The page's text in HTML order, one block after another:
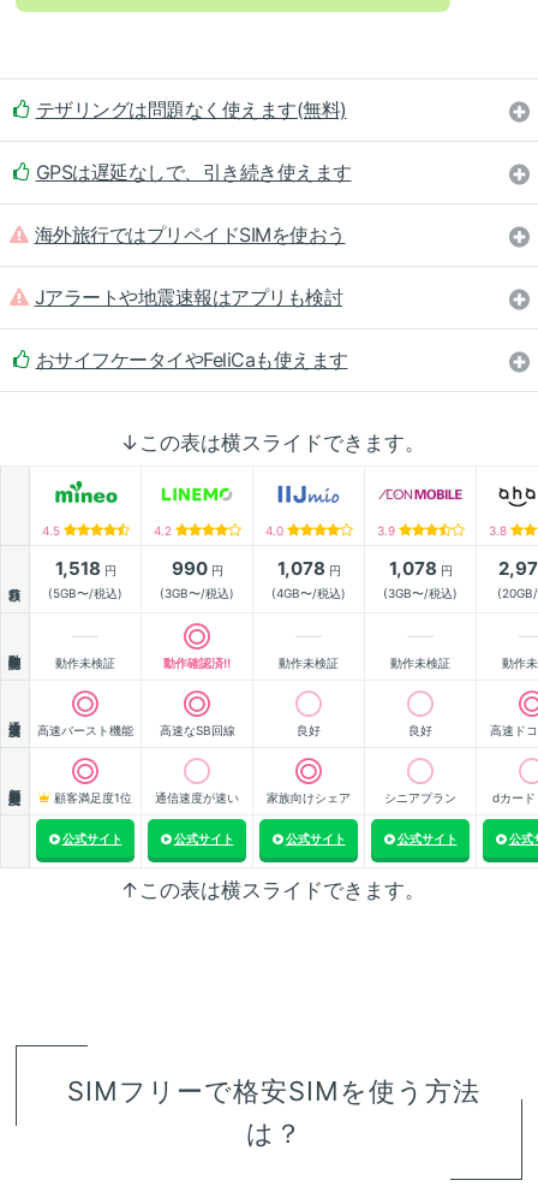
テザリングは問題なく使えます(無料)
GPSは遅延なしで、引き続き使えます
海外旅行ではプリペイドSIMを使おう
Jアラートや地震速報はアプリも検討
おサイフケータイやFeliCaも使えます
↓この表は横スライドできます。
4.5 4.2 4.0 3.9 3.8
1,518 円
(5GB〜/税込)
990円
(3GB〜/税込)
1,078 円
(4GB〜/税込)
1,078 円
(3GB〜/税込)
動作未検証 動作確認済!! 動作未検証 動作未検証 動作
高速バースト機能 高速なSB回線 良好 良好 高速ド
顧客満足度1位 通信速度が速い 家族向けシェア シニアプラン dカード
公式サイト 公式サイト 公式サイト 公式サイト 公式
↑この表は横スライドできます。
SIMフリーで格安SIMを使う方法
は？